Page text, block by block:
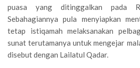
puasa yang ditinggalkan pada
Sebahagiannya pula menyiapkan
tetap istiqamah melaksanakan
sunat terutamanya untuk mengejar
disebut dengan Lailatul Qadar.